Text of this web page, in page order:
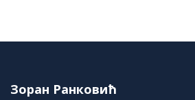
Зоран Ранковић